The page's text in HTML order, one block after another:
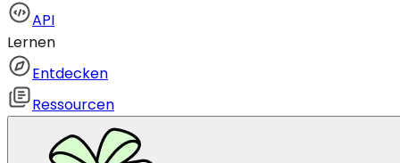
API
Lernen
Entdecken
Ressourcen